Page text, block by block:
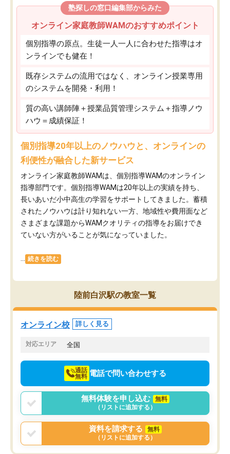
塾探しの窓口編集部からみた
オンライン家庭教師WAMのおすすめポイント
個別指導の原点。生徒一人一人に合わせた指導はオ
ンラインでも健在！
既存システムの流用ではなく、オンライン授業専用
のシステムを開発・利用！
質の高い講師陣＋授業品質管理システム＋指導ノウ
ハウ＝成績保証！
個別指導20年以上のノウハウと、オンラインの
利便性が融合した新サービス
オンライン家庭教師WAMは、個別指導WAMのオンライン
指導部門です。個別指導WAMは20年以上の実績を持ち、
長いあいだ小中高生の学習をサポートしてきました。蓄積
されたノウハウは計り知れない一方、地域性や費用面など
さまざまな課題からWAMクオリティの指導をお届けでき
ていない方がいることが気になっていました。
続きを読む
陸前白沢駅の教室一覧
オンライン校 詳しく見る
対応エリア 全国
通話
無料 電話で問い合わせする
無料体験を申し込む
無料
（リストに追加する）
資料を請求する
無料
（リストに追加する）